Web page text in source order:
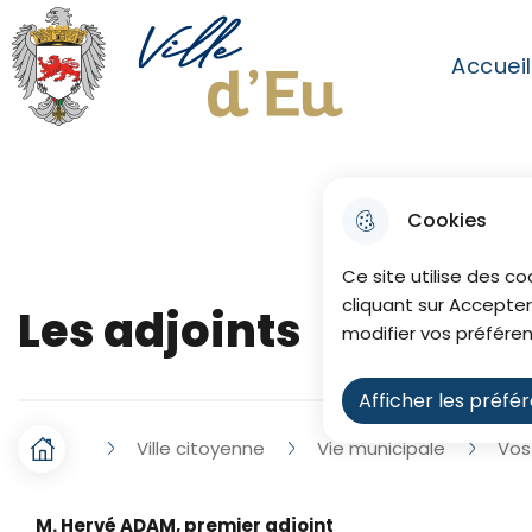
Cookies
Ce site utilise des
cliquant sur
modifier vos
Afficher les
Aller au menu Aller à la recherche Aller au
Menu
Accueil
Les adjoints
FAccueil Ville citoyenne Vie municipale
M. Hervé ADAM, premier adjoint